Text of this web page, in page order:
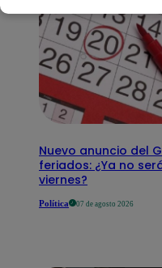
Nuevo anuncio del
feriados: ¿Ya no
viernes?
Política 07 de agosto 2026